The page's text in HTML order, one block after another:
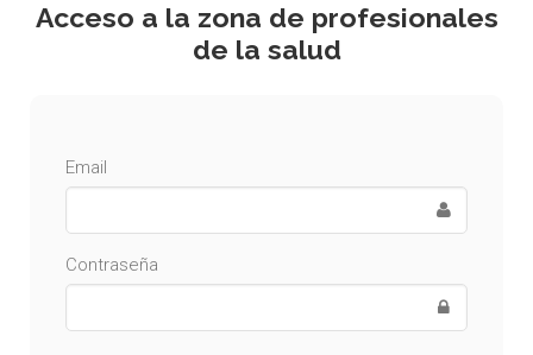
Acceso a la zona de profesionales
de la salud
Email
Contraseña